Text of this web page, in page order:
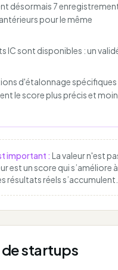
désormais 7
pour le même
IC sont disponibles : un
d'étalonnage spécifiques
le score plus précis et
important : La valeur n'est
est un score qui s’améliore à
résultats réels s’accumulent.
startups